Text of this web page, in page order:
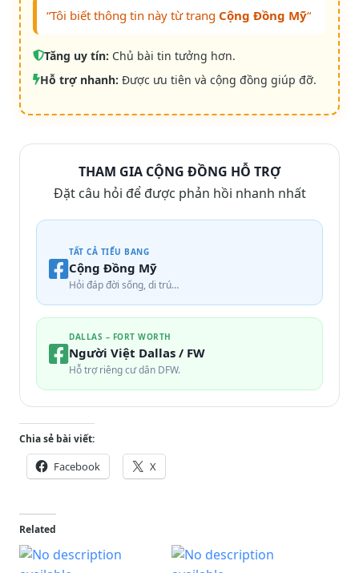
“Tôi biết thông tin này từ trang Cộng Đồng Mỹ“
Tăng uy tín: Chủ bài tin tưởng hơn.
Hỗ trợ nhanh: Được ưu tiên và cộng đồng giúp đỡ.
THAM GIA CỘNG ĐỒNG HỖ TRỢ
Đặt câu hỏi để được phản hồi nhanh nhất
TẤT CẢ TIỂU BANG
Cộng Đồng Mỹ
Hỏi đáp đời sống, di trú…
DALLAS – FORT WORTH
Người Việt Dallas / FW
Hỗ trợ riêng cư dân DFW.
Chia sẻ bài viết:
Facebook X
Related